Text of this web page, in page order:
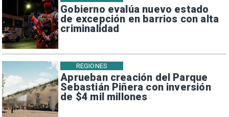
Gobierno evalúa nuevo estado
de excepción en barrios con alta
criminalidad
Aprueban creación del Parque
Sebastián Piñera con inversión
de $4 mil millones
REGIONES